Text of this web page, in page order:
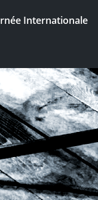
Internationale